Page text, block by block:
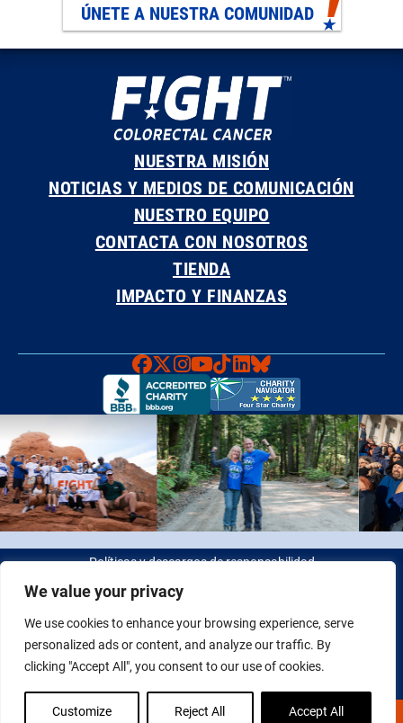
We value your privacy
We use cookies to enhance your browsing experience, serve
personalized ads or content, and analyze our traffic. By
clicking "Accept All", you consent to our use of cookies.
Customize Reject All Accept All
ÚNETE A NUESTRA COMUNIDAD
NUESTRA MISIÓN
NOTICIAS Y MEDIOS DE COMUNICACIÓN
NUESTRO EQUIPO
CONTACTA CON NOSOTROS
TIENDA
IMPACTO Y FINANZAS
Faceboook
X Instagram
YouTube
TikTok
LinkedIn
Bluesky
Políticas y descargos de responsabilidad
© 2026 Fight Colorectal Cancer. Todos los derechos reservados.
Identificación fiscal: 20-2622550